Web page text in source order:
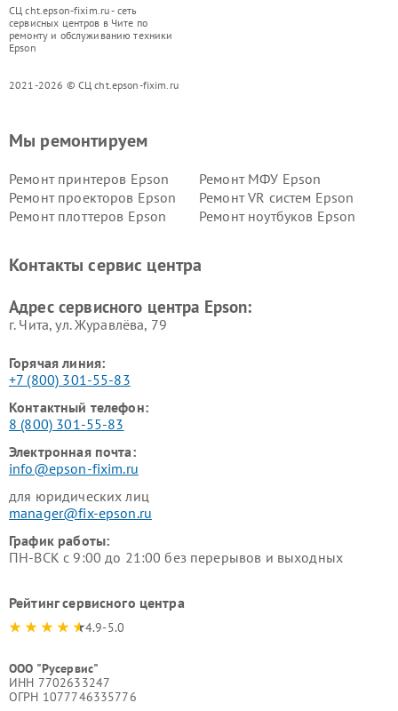
СЦ cht.epson-fixim.ru - сеть
сервисных центров в Чите по
ремонту и обслуживанию техники
Epson
2021-2026 © СЦ cht.epson-fixim.ru
Мы ремонтируем
Ремонт принтеров Epson
Ремонт МФУ Epson
Ремонт проекторов Epson
Ремонт VR систем Epson
Ремонт плоттеров Epson
Ремонт ноутбуков Epson
Контакты сервис центра
Адрес сервисного центра Epson:
г. Чита, ул. Журавлёва, 79
Горячая линия:
+7 (800) 301-55-83
Контактный телефон:
8 (800) 301-55-83
Электронная почта:
info@epson-fixim.ru
для юридических лиц
manager@fix-epson.ru
График работы:
ПН-ВСК с 9:00 до 21:00 без перерывов и выходных
Рейтинг сервисного центра
4.9-5.0
ООО "Русервис"
ИНН 7702633247
ОГРН 1077746335776